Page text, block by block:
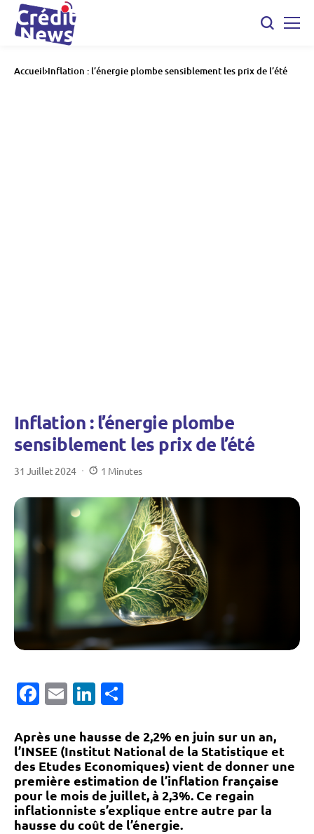
Accueil Inflation : l’énergie plombe sensiblement les prix de l’été
Inflation : l’énergie plombe
sensiblement les prix de l’été
31 Juillet 2024 1 Minutes
Facebook
EmailLinkedIn
Après une hausse de 2,2% en juin sur un an,
l’INSEE (Institut National de la Statistique et
des Etudes Economiques) vient de donner une
première estimation de l’inflation française
pour le mois de juillet, à 2,3%. Ce regain
inflationniste s’explique entre autre par la
hausse du coût de l’énergie.